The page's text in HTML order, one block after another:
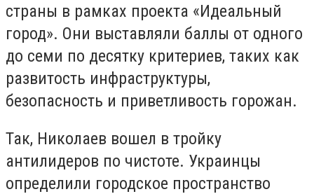
страны в рамках проекта «Идеальный
город». Они выставляли баллы от одного
до семи по десятку критериев, таких как
развитость инфраструктуры,
безопасность и приветливость горожан.
Так, Николаев вошел в тройку
антилидеров по чистоте. Украинцы
определили городское пространство